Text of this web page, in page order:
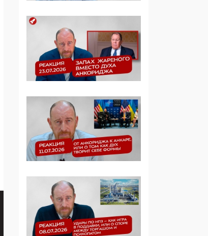
05:08, 15 Мая 2026
Эзотерика,
инфоцыганство и
лженаука под ширмой
защиты традиционных
выступал на форуме
«Россия 809. Традиции
будущего»
09:40, 06 Мая 2026
Симулякр патриотизма
профилактика негатива
среди молодежи снова
отдана на откуп
«движперам»